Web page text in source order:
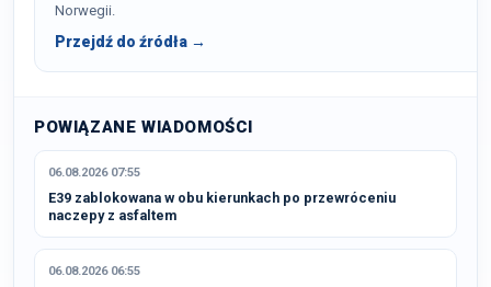
Norwegii.
Przejdź do źródła →
POWIĄZANE WIADOMOŚCI
06.08.2026 07:55
E39 zablokowana w obu kierunkach po przewróceniu
naczepy z asfaltem
06.08.2026 06:55